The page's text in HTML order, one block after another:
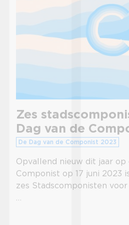
Zes
Dag van de
De Dag van de Componist 2023
Opvallend nieuw dit jaar op
Componist op 17 juni 2023
zes Stadscomponisten voor